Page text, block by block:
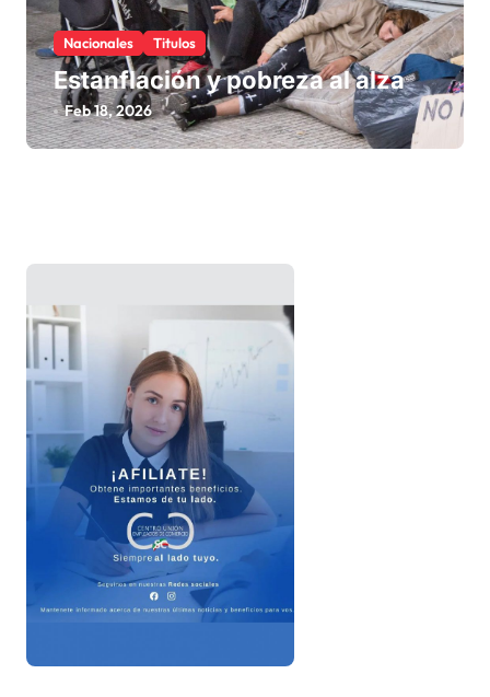
Nacionales Titulos
Estanflación y pobreza al alza
Feb 18, 2026